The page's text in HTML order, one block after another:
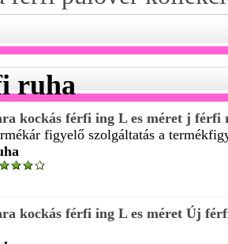
ruha
kockás férfi ing L es méret j férfi
figyelő szolgáltatás a
kockás férfi ing L es méret Új